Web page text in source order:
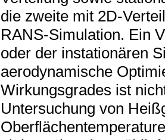
die zweite mit 2D-
RANS-Simulation. Ein
oder der instationären
aerodynamische
Wirkungsgrades ist
Untersuchung von